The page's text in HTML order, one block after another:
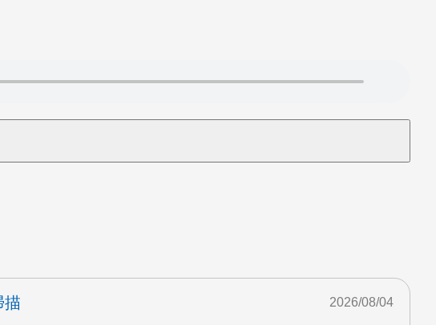
描
2026/08/04